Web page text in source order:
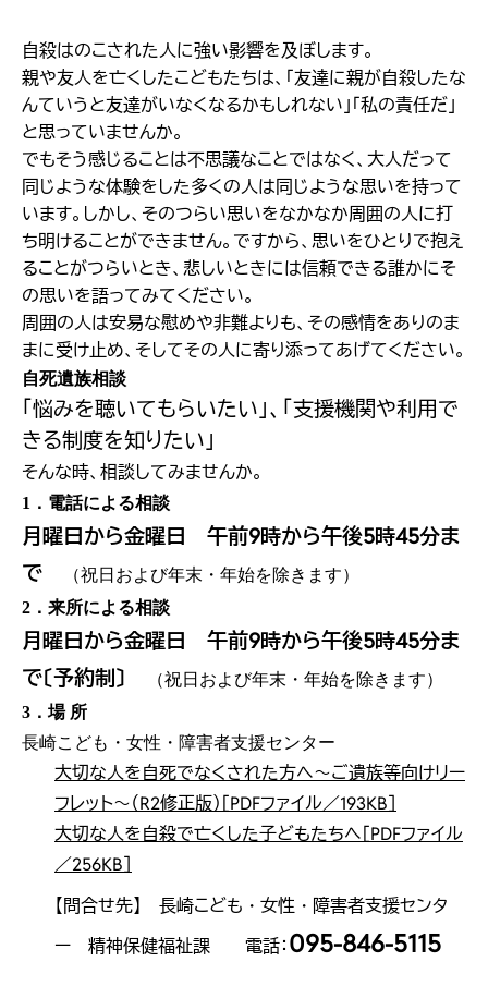
自殺はのこされた人に強い影響を及ぼします。
親や友人を亡くしたこどもたちは、「友達に親が自殺したな
んていうと友達がいなくなるかもしれない」「私の責任だ」
と思っていませんか。
でもそう感じることは不思議なことではなく、大人だって
同じような体験をした多くの人は同じような思いを持って
います。しかし、そのつらい思いをなかなか周囲の人に打
ち明けることができません。ですから、思いをひとりで抱え
ることがつらいとき、悲しいときには信頼できる誰かにそ
の思いを語ってみてください。
周囲の人は安易な慰めや非難よりも、その感情をありのま
まに受け止め、そしてその人に寄り添ってあげてください。
自死遺族相談
「悩みを聴いてもらいたい」、「支援機関や利用で
きる制度を知りたい」
そんな時、相談してみませんか。
1．電話による相談
月曜日から金曜日 午前9時から午後5時45分ま
で
（祝日および年末・年始を除きます）
2．来所による相談
月曜日から金曜日 午前9時から午後5時45分ま
で〔予約制〕
（祝日および年末・年始を除きます）
3．場 所
長崎こども・女性・障害者支援センター
大切な人を自死でなくされた方へ～ご遺族等向けリー
フレット～（R2修正版）［PDFファイル／193KB］
大切な人を自殺で亡くした子どもたちへ［PDFファイル
／256KB］
【問合せ先】 長崎こども・女性・障害者支援センタ
ー 精神保健福祉課 電話：095-846-5115